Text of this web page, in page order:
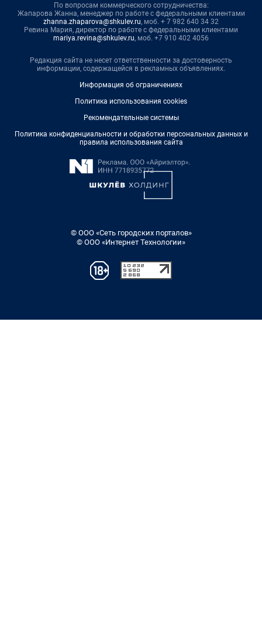
По вопросам коммерческого сотрудничества:
Жапарова Жанна, менеджер по работе с федеральными клиентами
zhanna.zhaparova@shkulev.ru, моб. + 7 982 640 34 32
Ревина Мария, директор по работе с федеральными клиентами
mariya.revina@shkulev.ru, моб. +7 910 402 4056
Редакция сайта не несет ответственности за достоверность
информации, содержащейся в рекламных объявлениях.
Информация об ограничениях
Политика использования cookies
Рекомендательные системы
Политика конфиденциальности и обработки персональных данных и
правила использования сайта
© ООО «Сеть городских порталов»
© ООО «Интернет Технологии»